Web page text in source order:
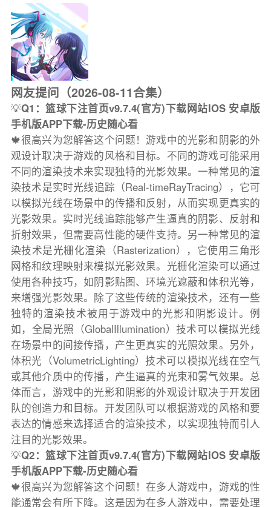
网友提问（2026-08-11合集）
💡Q1：篮球下注首页v9.7.4(官方)下载网站IOS 安卓版
手机版APP下载-历史随心看
🍁很高兴为您解答这个问题！游戏中的光影和阴影的外
观设计取决于游戏的风格和目标。不同的游戏可能采用
不同的渲染技术来实现独特的光影效果。一种常见的渲
染技术是实时光线追踪（Real-timeRayTracing），它可
以模拟光线在场景中的传播和反射，从而实现更真实的
光影效果。实时光线追踪能够产生逼真的阴影、反射和
折射效果，但需要高性能的硬件支持。另一种常见的渲
染技术是光栅化渲染（Rasterization），它使用三角形
网格和纹理映射来模拟光影效果。光栅化渲染可以通过
使用各种技巧，如阴影贴图、环境光遮蔽和体积光等，
来增强光影效果。除了这些传统的渲染技术，还有一些
独特的渲染技术被用于游戏中的光影和阴影设计。例
如，全局光照（GlobalIllumination）技术可以模拟光线
在场景中的间接传播，产生更真实的光照效果。另外，
体积光（VolumetricLighting）技术可以模拟光线在空气
或其他介质中的传播，产生逼真的光束和雾气效果。总
体而言，游戏中的光影和阴影的外观设计取决于开发团
队的创造力和目标。开发团队可以根据游戏的风格和要
表达的情感来选择适合的渲染技术，以实现独特而引人
注目的光影效果。
💡Q2：篮球下注首页v9.7.4(官方)下载网站IOS 安卓版
手机版APP下载-历史随心看
🍁很高兴为您解答这个问题！在多人游戏中，游戏的性
能通常会有所下降。这是因为在多人游戏中，需要处理